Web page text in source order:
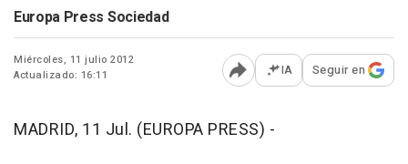
Europa Press Sociedad
Miércoles, 11 julio 2012
Actualizado: 16:11
Abrir opciones para
IA Seguir en
MADRID, 11 Jul. (EUROPA PRESS) -